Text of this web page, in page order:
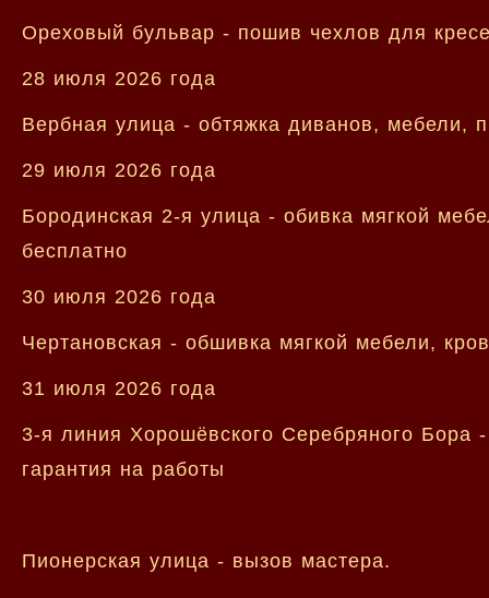
Ореховый бульвар - пошив чехлов для
28 июля 2026 года
Вербная улица - обтяжка диванов, мебели,
29 июля 2026 года
Бородинская 2-я улица - обивка мягкой
бесплатно
30 июля 2026 года
Чертановская - обшивка мягкой мебели,
31 июля 2026 года
3-я линия Хорошёвского Серебряного Бора
гарантия на работы
Пионерская улица - вызов мастера.